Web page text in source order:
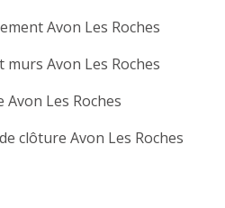
Avon Les Roches
Avon Les Roches
Les Roches
clôture Avon Les Roches